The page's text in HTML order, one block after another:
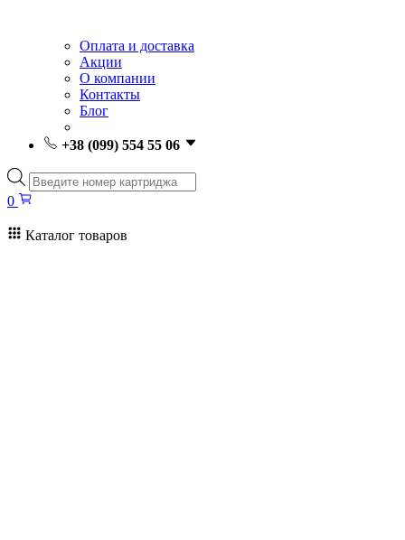
Оплата и доставка
Акции
О компании
Контакты
Блог
+38 (099) 554 55 06
Поиск
товаров
0
Каталог товаров